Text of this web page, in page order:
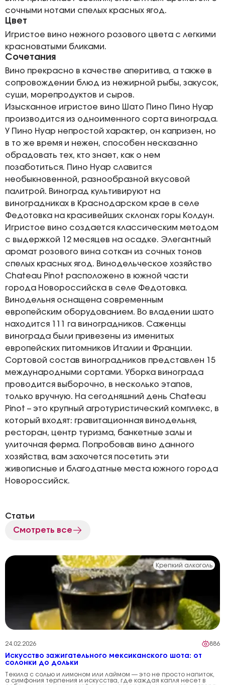
сочными нотами спелых красных ягод.
Цвет
Игристое вино нежного розового цвета с легкими
красноватыми бликами.
Сочетания
Вино прекрасно в качестве аперитива, а также в
сопровождении блюд из нежирной рыбы, закусок,
суши, морепродуктов и сыров.
Изысканное игристое вино Шато Пино Пино Нуар
производится из одноименного сорта винограда.
У Пино Нуар непростой характер, он капризен, но
в то же время и нежен, способен несказанно
обрадовать тех, кто знает, как о нем
позаботиться. Пино Нуар славится
необыкновенной, разнообразной вкусовой
палитрой. Виноград культивируют на
виноградниках в Краснодарском крае в селе
Федотовка на красивейших склонах горы Колдун.
Игристое вино создается классическим методом
с выдержкой 12 месяцев на осадке. Элегантный
аромат розового вина соткан из сочных тонов
спелых красных ягод. Винодельческое хозяйство
Chateau Pinot расположено в южной части
города Новороссийска в селе Федотовка.
Винодельня оснащена современным
европейским оборудованием. Во владении шато
находится 111 га виноградников. Саженцы
винограда были привезены из именитых
европейских питомников Италии и Франции.
Сортовой состав виноградников представлен 15
международными сортами. Уборка винограда
проводится выборочно, в несколько этапов,
только вручную. На сегодняшний день Chateau
Pinot – это крупный агротуристический комплекс, в
который входят: гравитационная винодельня,
ресторан, центр туризма, банкетные залы и
улиточная ферма. Попробовав вино данного
хозяйства, вам захочется посетить эти
живописные и благодатные места южного города
Новороссийск.
Статьи
Смотреть все
Крепкий алкоголь
24.02.2026 886
Искусство зажигательного мексиканского шота: от
солонки до дольки
Текила с солью и лимоном или лаймом — это не просто напиток,
а симфония терпения и искусства, где каждая капля несет в